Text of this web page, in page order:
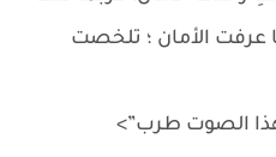
عرفت الأمان ؛ تلخصت
الصوت طرب”>